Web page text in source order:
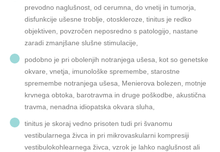
prevodno naglušnost, od cerumna, do vnetij in tumorja,
disfunkcije ušesne troblje, otoskleroze, tinitus je redko
objektiven, povzročen neposredno s patologijo, nastane
zaradi zmanjšane slušne stimulacije,
podobno je pri obolenjih notranjega ušesa, kot so genetske
okvare, vnetja, imunološke spremembe, starostne
spremembe notranjega ušesa, Menierova bolezen, motnje
krvnega obtoka, barotravma in druge poškodbe, akustična
travma, nenadna idiopatska okvara sluha,
tinitus je skoraj vedno prisoten tudi pri švanomu
vestibularnega živca in pri mikrovaskularni kompresiji
vestibulokohlearnega živca, vzrok je lahko naglušnost ali